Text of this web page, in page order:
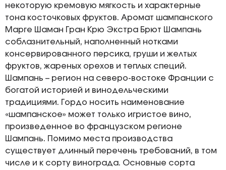
некоторую кремовую мягкость и характерные
тона косточковых фруктов. Аромат шампанского
Марге Шаман Гран Крю Экстра Брют Шампань
соблазнительный, наполненный нотками
консервированного персика, груши и желтых
фруктов, жареных орехов и теплых специй.
Шампань – регион на северо-востоке Франции с
богатой историей и винодельческими
традициями. Гордо носить наименование
«шампанское» может только игристое вино,
произведенное во французском регионе
Шампань. Помимо места производства
существует длинный перечень требований, в том
числе и к сорту винограда. Основные сорта